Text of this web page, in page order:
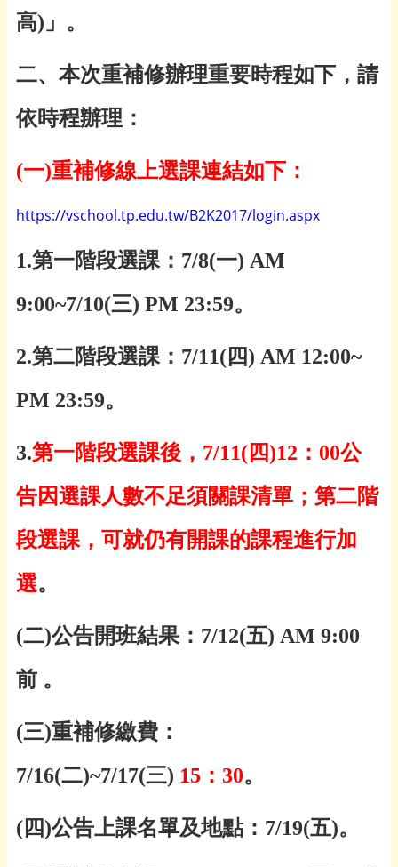
高) 」。
二、本次重補修辦理重要時程如下，請
依時程辦理：
(一)重補修線上選課連結如下：
https://vschool.tp.edu.tw/B2K2017/login.aspx
1.第一階段選課： 7/8(一) AM
9:00~7/10(三) PM 23:59。
2.第二階段選課： 7/11(四) AM 12:00~
PM 23:59。
3.第一階段選課後， 7/11(四)12 ： 00公
告因選課人數不足須關課清單；第二階
段選課，可就仍有開課的課程進行加
選。
(二)公告開班結果： 7/12(五) AM 9:00
前 。
(三)重補修繳費：
7/16(二)~7/17(三) 15 ： 30。
(四)公告上課名單及地點： 7/19(五)。